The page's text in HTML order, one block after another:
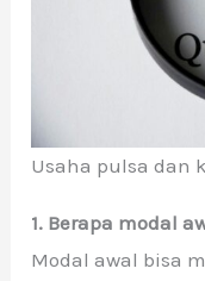
Usaha pulsa dan
1. Berapa modal
Modal awal bisa